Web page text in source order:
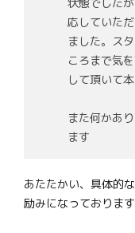
応していた
ました。ス
ころまで気
して頂いて
また何かあ
ます
あたたかい、具体的
励みになっております